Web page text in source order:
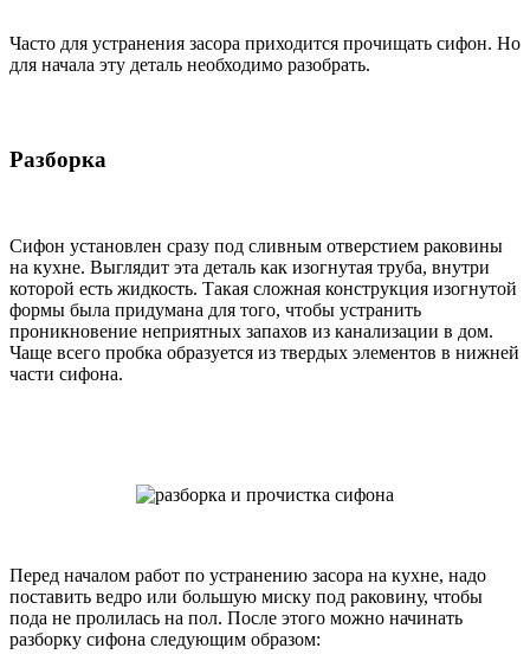
Часто для устранения засора приходится прочищать сифон. Но
для начала эту деталь необходимо разобрать.
Разборка
Сифон установлен сразу под сливным отверстием раковины
на кухне. Выглядит эта деталь как изогнутая труба, внутри
которой есть жидкость. Такая сложная конструкция изогнутой
формы была придумана для того, чтобы устранить
проникновение неприятных запахов из канализации в дом.
Чаще всего пробка образуется из твердых элементов в нижней
части сифона.
Перед началом работ по устранению засора на кухне, надо
поставить ведро или большую миску под раковину, чтобы
пода не пролилась на пол. После этого можно начинать
разборку сифона следующим образом: